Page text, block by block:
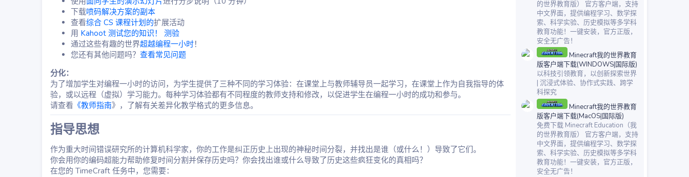
下载喷码解决方案的副本
查看综合 CS 课程计划的扩展活动
用 Kahoot 测试您的知识！ 测验
通过这些有趣的世界超越编程一小时！
您还有其他问题吗？ 查看常见问题
分化：
为了增加学生对编程一小时的访问，为学生提供了三种不同的学习体验：在课堂上与教师辅导员一起学习，在课堂上作为自我指导的体
验，或以远程（虚拟）学习能力。每种学习体验都有不同程度的教师支持和修改，以促进学生在编程一小时的成功和参与。
请查看 《教师指南》，了解有关差异化教学格式的更多信息。
指导思想​
作为重大时间错误研究所的计算机科学家，你的工作是纠正历史上出现的神秘时间分裂，并找出是谁（或什么！）导致了它们。
你会用你的编码超能力帮助修复时间分割并保存历史吗？你会找出谁或什么导致了历史这些疯狂变化的真相吗？
在您的 TimeCraft 任务中，您需要：
的世界教育版） 官方客户端，支持
中文界面，提供编程学习、数学探
索、科学实验、历史模拟等多学科
教育功能！一键安装，官方正版，
安全无广告！
Minecraft我的世界教育
版客户端下载(WINDOWS|国际版)
以科技引领教育，以创新探索世界
| 沉浸式体验、协作式实践、跨学
科探究
Minecraft我的世界教育
版客户端下载(MacOS|国际版)
免费下载 Minecraft Education（我
的世界教育版） 官方客户端，支持
中文界面，提供编程学习、数学探
索、科学实验、历史模拟等多学科
教育功能！一键安装，官方正版，
安全无广告！